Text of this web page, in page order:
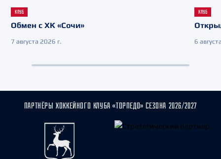
КЛУБ
Обмен с ХК «Сочи»
7 августа 2026 г.
КЛУБ
6
ПАРТНЁРЫ ХОККЕЙНОГО КЛУБА «ТОРПЕДО» СЕЗОНА 2026/2027